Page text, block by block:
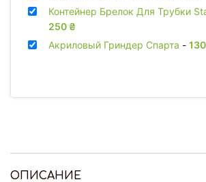
ОПИСАНИЕ
Контейнер Брелок Для Трубки
250 ₴
Акриловый Гриндер Спарта - 130